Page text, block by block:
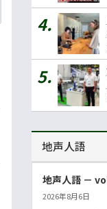
地声人語
地声人語 －
2026年8月6日